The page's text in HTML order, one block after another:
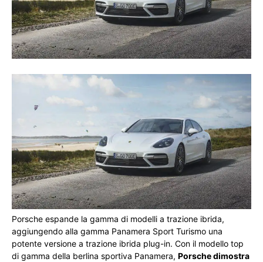
Porsche espande la gamma di modelli a trazione ibrida,
aggiungendo alla gamma Panamera Sport Turismo una
potente versione a trazione ibrida plug-in. Con il modello top
di gamma della berlina sportiva Panamera, Porsche dimostra